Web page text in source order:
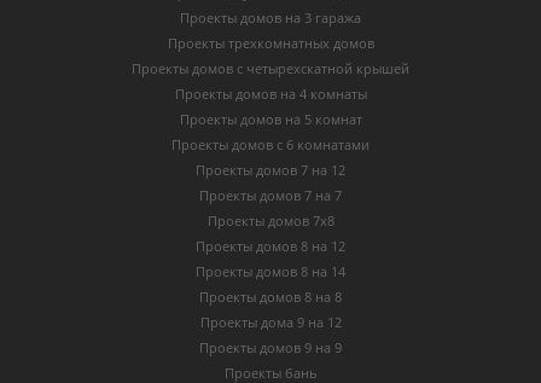
Проекты домов на 3 гаража
Проекты трехкомнатных домов
Проекты домов с четырехскатной крышей
Проекты домов на 4 комнаты
Проекты домов на 5 комнат
Проекты домов с 6 комнатами
Проекты домов 7 на 12
Проекты домов 7 на 7
Проекты домов 7х8
Проекты домов 8 на 12
Проекты домов 8 на 14
Проекты домов 8 на 8
Проекты дома 9 на 12
Проекты домов 9 на 9
Проекты бань